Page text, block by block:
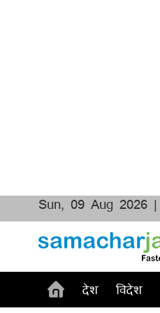
Sun, 09 Aug 2026 |
देश विदेश